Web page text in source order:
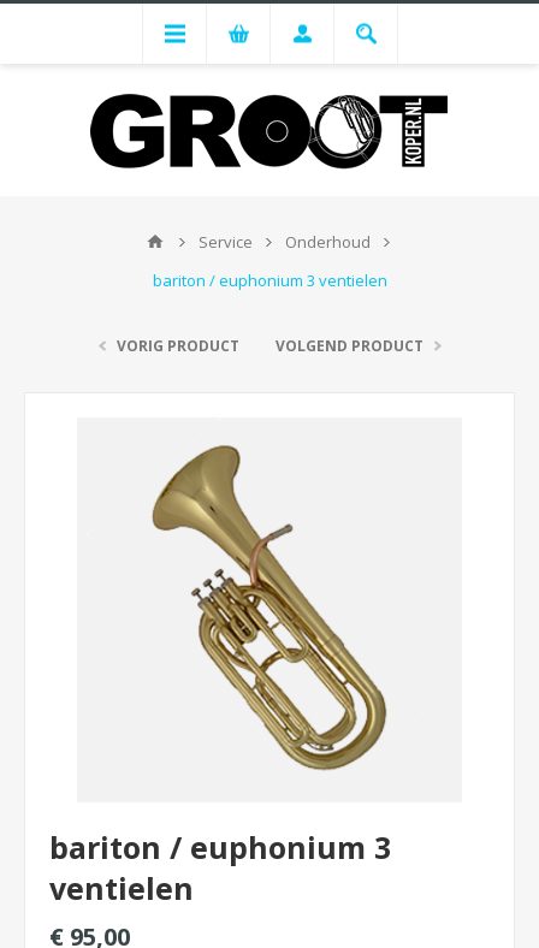
Service
Onderhoud
bariton / euphonium 3 ventielen
VORIG PRODUCT VOLGEND PRODUCT
bariton / euphonium 3
ventielen
€ 95,00